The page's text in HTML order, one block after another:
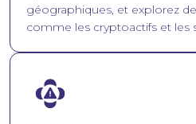
géographiques, et explorez
comme les cryptoactifs et les
Image